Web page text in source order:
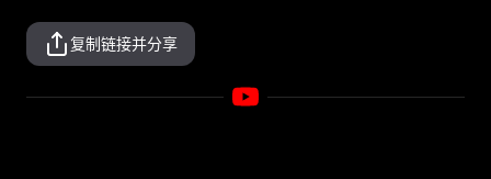
复制链接并分享